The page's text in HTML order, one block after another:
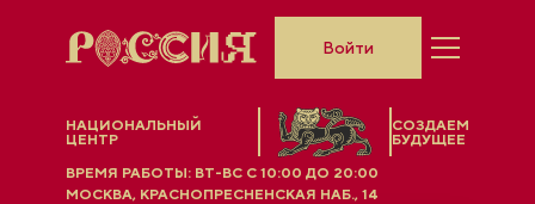
НАЦИОНАЛЬНЫЙ
ЦЕНТР
СОЗДАЕМ
БУДУЩЕЕ
ВРЕМЯ РАБОТЫ: ВТ-ВС C 10:00 ДО 20:00
МОСКВА, КРАСНОПРЕСНЕНСКАЯ НАБ., 14
Войти